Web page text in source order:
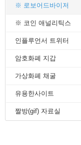
※ 로보어드바이저
※ 코인 애널리틱스
인플루언서 트위터
암호화폐 지갑
가상화폐 채굴
유용한사이트
짤방(gif) 자료실